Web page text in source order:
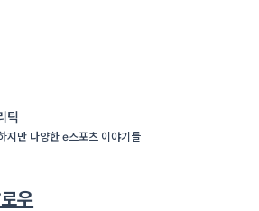
틱
지만 다양한 e스포츠 이야기들
우